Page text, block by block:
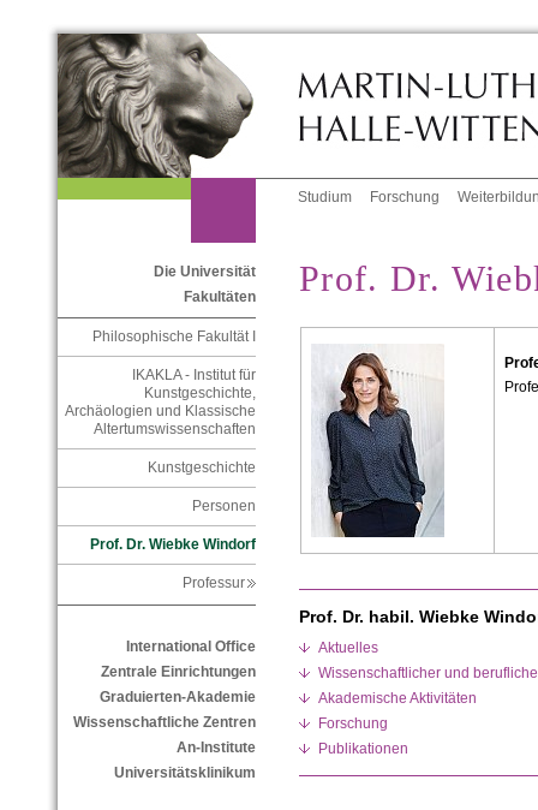
Studium Forschung
Die Universität
Fakultäten
Philosophische Fakultät I
IKAKLA - Institut für
Kunstgeschichte,
Archäologien und Klassische
Altertumswissenschaften
Kunstgeschichte
Personen
Prof. Dr. Wiebke Windorf
Professur
International Office
Zentrale Einrichtungen
Graduierten-Akademie
Wissenschaftliche Zentren
An-Institute
Universitätsklinikum
Prof. Dr.
Prof. Dr. habil. Wiebke
Aktuelles
Wissenschaftlicher und
Akademische Aktivitäten
Forschung
Publikationen